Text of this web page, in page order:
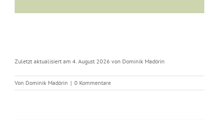
Zuletzt aktualisiert am 4. August 2026 von Dominik Madörin
Von Dominik Madörin | 0 Kommentare